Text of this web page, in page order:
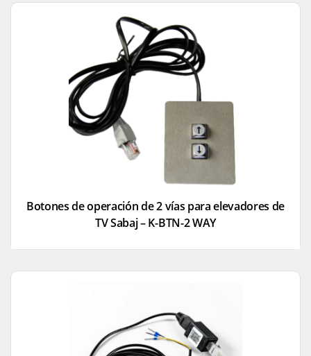
Botones de operación de 2 vías para elevadores de
TV Sabaj – K-BTN-2 WAY